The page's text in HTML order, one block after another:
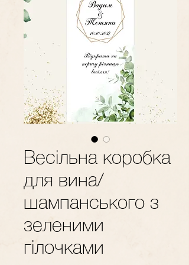
Весільна коробка
для вина/
шампанського з
зеленими
гілочками